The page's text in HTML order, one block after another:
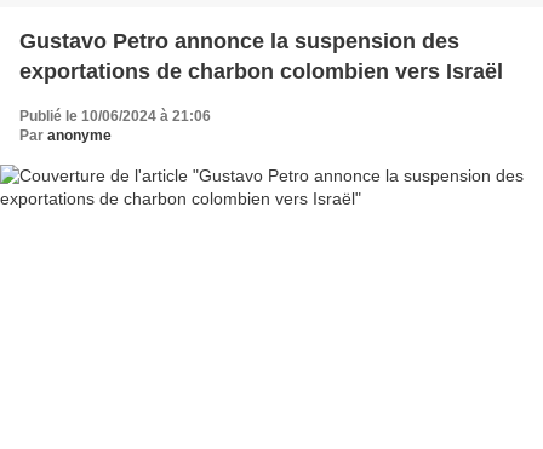
Gustavo Petro annonce la suspension des
exportations de charbon colombien vers Israël
Publié le 10/06/2024 à 21:06
Par anonyme